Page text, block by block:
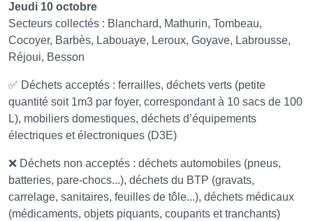
Jeudi 10 octobre
Secteurs collectés : Blanchard, Mathurin, Tombeau,
Cocoyer, Barbès, Labouaye, Leroux, Goyave, Labrousse,
Réjoui, Besson
✅ Déchets acceptés : ferrailles, déchets verts (petite
quantité soit 1m3 par foyer, correspondant à 10 sacs de 100
L), mobiliers domestiques, déchets d’équipements
électriques et électroniques (D3E)
❌ Déchets non acceptés : déchets automobiles (pneus,
batteries, pare-chocs...), déchets du BTP (gravats,
carrelage, sanitaires, feuilles de tôle...), déchets médicaux
(médicaments, objets piquants, coupants et tranchants)